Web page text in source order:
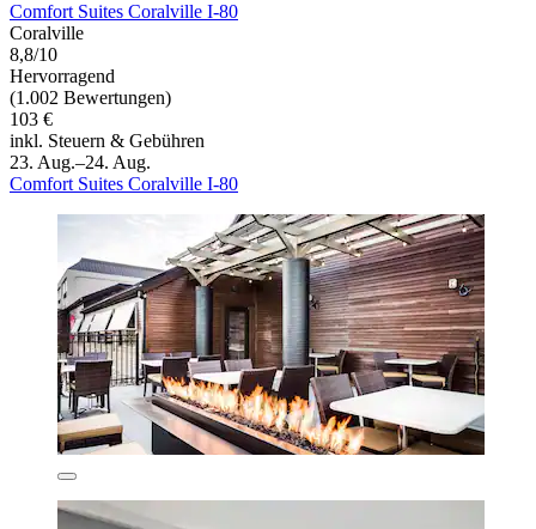
Comfort Suites Coralville I-80
Coralville
8,8/10
Hervorragend
(1.002 Bewertungen)
103 €
inkl. Steuern & Gebühren
23. Aug.–24. Aug.
Comfort Suites Coralville I-80